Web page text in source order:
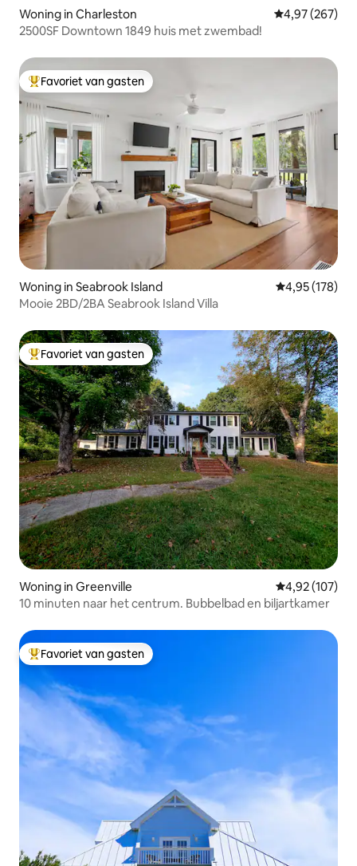
Woning in Charleston Gemiddelde
4,97 (267)
2500SF Downtown 1849 huis met zwembad!
Topfavoriet van gasten
Favoriet van gasten
Woning in Seabrook Island Gemiddelde
4,95 (178)
Mooie 2BD/2BA Seabrook Island Villa
Topfavoriet van gasten
Favoriet van gasten
Woning in Greenville Gemiddelde
4,92 (107)
10 minuten naar het centrum. Bubbelbad en biljartkamer
Topfavoriet van gasten
Favoriet van gasten